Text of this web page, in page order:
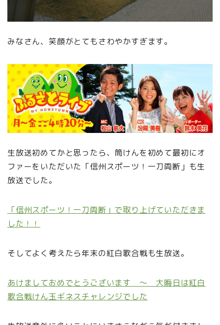
みなさん、笑顔がとてもさわやかすぎます。
生放送初めてかと思ったら、筒けんを初めて最初にオ
ファーをいただいた「信州スポーツ！一刀両断」も生
放送でした。
「信州スポーツ！一刀両断」で取り上げていただきま
した！！
そしてよく考えたら年末の紅白歌合戦も生放送。
あけましておめでとうございます ～ 大晦日は紅白
歌合戦けん玉ギネスチャレンジでした